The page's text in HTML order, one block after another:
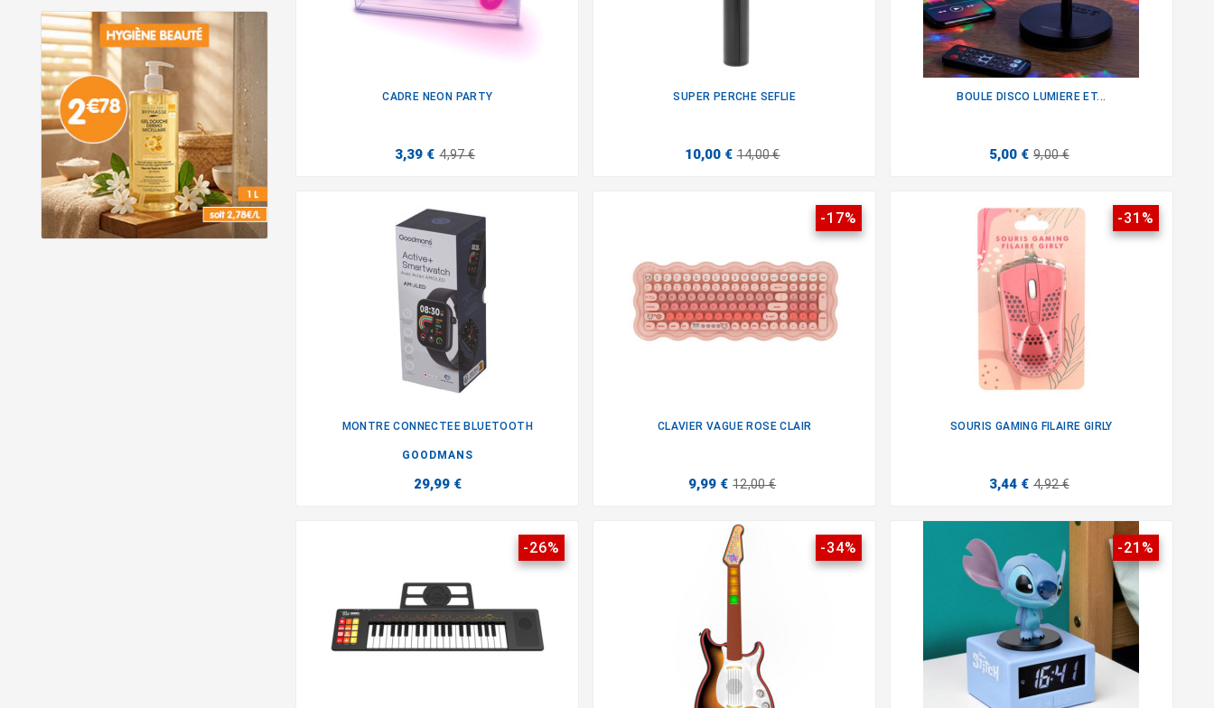
CADRE NEON PARTY
3,39 € 4,97 €
SUPER PERCHE SEFLIE
10,00 € 14,00 €
BOULE DISCO LUMIERE ET...
5,00 € 9,00 €
MONTRE CONNECTEE BLUETOOTH
GOODMANS
29,99 €
-17%
CLAVIER VAGUE ROSE CLAIR
9,99 € 12,00 €
-31%
SOURIS GAMING FILAIRE GIRLY
3,44 € 4,92 €
-26% -34% -21%